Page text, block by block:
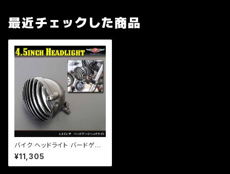
最近チェックした商品
バイク ヘッドライト バードゲー
ジ ヘッド 4.5インチ H4【ブラッ
ク】チョッパー/SR/TW/ハーレ
ー/カスタムヘッドライト/Ｈ４
¥11,305